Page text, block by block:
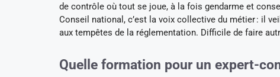
de contrôle où tout se joue, à la fois gendarme et
Conseil national, c’est la voix collective du métier : il
aux tempêtes de la réglementation. Difficile de faire
Quelle formation pour un expert-